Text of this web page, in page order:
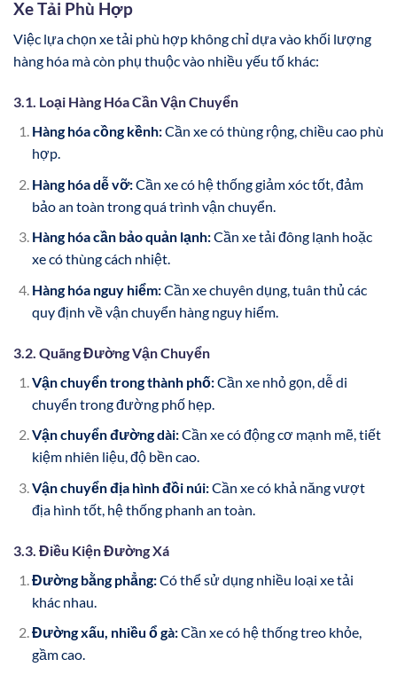
Xe Tải Phù Hợp
Việc lựa chọn xe tải phù hợp không chỉ dựa vào khối lượng
hàng hóa mà còn phụ thuộc vào nhiều yếu tố khác:
3.1. Loại Hàng Hóa Cần Vận Chuyển
Hàng hóa cồng kềnh:Cần xe có thùng rộng, chiều cao phù
hợp.
Hàng hóa dễ vỡ:Cần xe có hệ thống giảm xóc tốt, đảm
bảo an toàn trong quá trình vận chuyển.
Hàng hóa cần bảo quản lạnh:Cần xe tải đông lạnh hoặc
xe có thùng cách nhiệt.
Hàng hóa nguy hiểm:Cần xe chuyên dụng, tuân thủ các
quy định về vận chuyển hàng nguy hiểm.
3.2. Quãng Đường Vận Chuyển
Vận chuyển trong thành phố:Cần xe nhỏ gọn, dễ di
chuyển trong đường phố hẹp.
Vận chuyển đường dài:Cần xe có động cơ mạnh mẽ, tiết
kiệm nhiên liệu, độ bền cao.
Vận chuyển địa hình đồi núi:Cần xe có khả năng vượt
địa hình tốt, hệ thống phanh an toàn.
3.3. Điều Kiện Đường Xá
Đường bằng phẳng:Có thể sử dụng nhiều loại xe tải
khác nhau.
Đường xấu, nhiều ổ gà:Cần xe có hệ thống treo khỏe,
gầm cao.